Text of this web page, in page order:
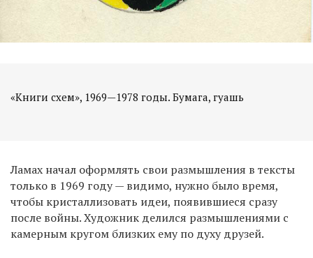
«Книги схем», 1969—1978 годы. Бумага, гуашь
Ламах начал оформлять свои размышления в тексты
только в 1969 году — видимо, нужно было время,
чтобы кристаллизовать идеи, появившиеся сразу
после войны. Художник делился размышлениями с
камерным кругом близких ему по духу друзей.